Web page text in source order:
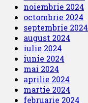
noiembrie 2024
octombrie 2024
septembrie 2024
august 2024
iulie 2024
iunie 2024
mai 2024
aprilie 2024
martie 2024
februarie 2024